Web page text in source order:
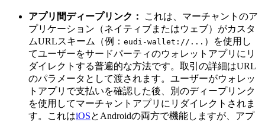
アプリ間ディープリンク：
これは、マーチャントのア
プリケーション（ネイティブまたはウェブ）がカスタ
ムURLスキーム（例： eudi-wallet://... ）を使用し
てユーザーをサードパーティのウォレットアプリにリ
ダイレクトする普遍的な方法です。取引の詳細はURL
のパラメータとして渡されます。ユーザーがウォレッ
トアプリで支払いを確認した後、別のディープリンク
を使用してマーチャントアプリにリダイレクトされま
す。これはiOSとAndroidの両方で機能しますが、アプ